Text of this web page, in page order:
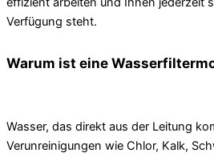
Verfügung steht.
Warum ist eine
Wasser, das direkt aus der Leitung
Verunreinigungen wie Chlor, Kalk,